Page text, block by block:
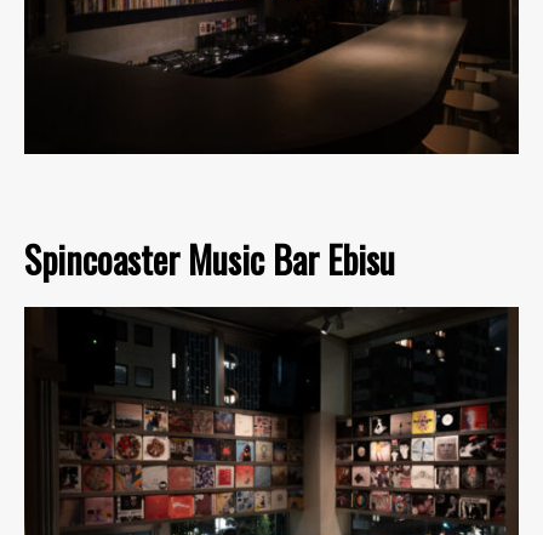
Spincoaster Music Bar Ebisu